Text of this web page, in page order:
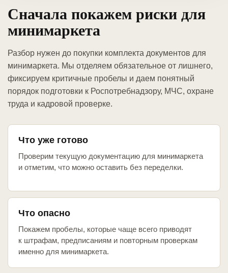
Сначала покажем риски для
минимаркета
Разбор нужен до покупки комплекта документов для
минимаркета. Мы отделяем обязательное от лишнего,
фиксируем критичные пробелы и даем понятный
порядок подготовки к Роспотребнадзору, МЧС, охране
труда и кадровой проверке.
Что уже готово
Проверим текущую документацию для минимаркета
и отметим, что можно оставить без переделки.
Что опасно
Покажем пробелы, которые чаще всего приводят
к штрафам, предписаниям и повторным проверкам
именно для минимаркета.